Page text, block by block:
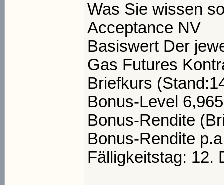
Was Sie wissen
Acceptance NV
Basiswert Der
Gas Futures
Briefkurs
Bonus-Level
Bonus-Rendite
Bonus-Rendite
Fälligkeitstag: 12.